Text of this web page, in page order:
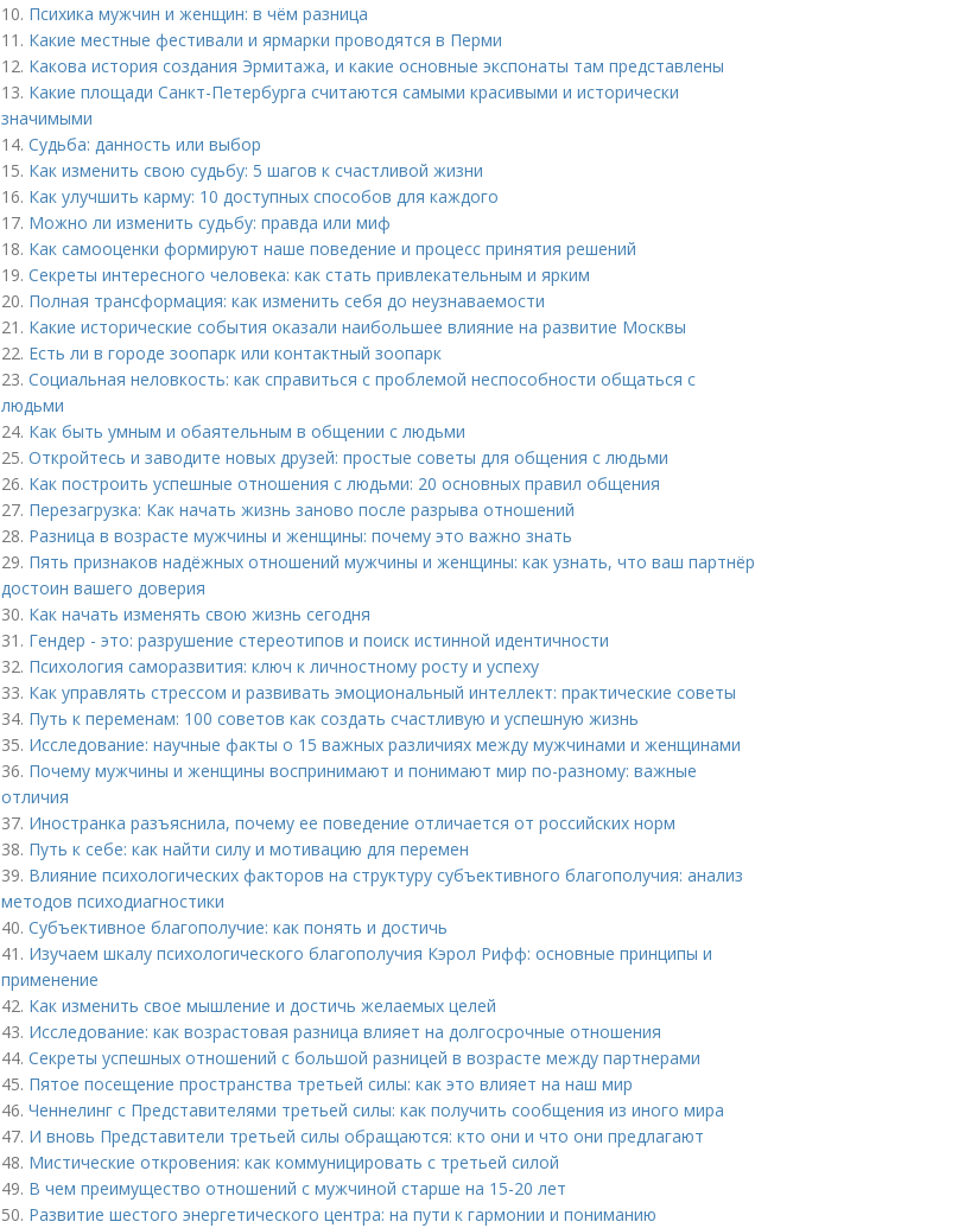
10. Психика мужчин и женщин: в чём разница
11. Какие местные фестивали и ярмарки проводятся в Перми
12. Какова история создания Эрмитажа, и какие основные экспонаты там представлены
13. Какие площади Санкт-Петербурга считаются самыми красивыми и исторически
значимыми
14. Судьба: данность или выбор
15. Как изменить свою судьбу: 5 шагов к счастливой жизни
16. Как улучшить карму: 10 доступных способов для каждого
17. Можно ли изменить судьбу: правда или миф
18. Как самооценки формируют наше поведение и процесс принятия решений
19. Секреты интересного человека: как стать привлекательным и ярким
20. Полная трансформация: как изменить себя до неузнаваемости
21. Какие исторические события оказали наибольшее влияние на развитие Москвы
22. Есть ли в городе зоопарк или контактный зоопарк
23. Социальная неловкость: как справиться с проблемой неспособности общаться с
людьми
24. Как быть умным и обаятельным в общении с людьми
25. Откройтесь и заводите новых друзей: простые советы для общения с людьми
26. Как построить успешные отношения с людьми: 20 основных правил общения
27. Перезагрузка: Как начать жизнь заново после разрыва отношений
28. Разница в возрасте мужчины и женщины: почему это важно знать
29. Пять признаков надёжных отношений мужчины и женщины: как узнать, что ваш партнёр
достоин вашего доверия
30. Как начать изменять свою жизнь сегодня
31. Гендер - это: разрушение стереотипов и поиск истинной идентичности
32. Психология саморазвития: ключ к личностному росту и успеху
33. Как управлять стрессом и развивать эмоциональный интеллект: практические советы
34. Путь к переменам: 100 советов как создать счастливую и успешную жизнь
35. Исследование: научные факты о 15 важных различиях между мужчинами и женщинами
36. Почему мужчины и женщины воспринимают и понимают мир по-разному: важные
отличия
37. Иностранка разъяснила, почему ее поведение отличается от российских норм
38. Путь к себе: как найти силу и мотивацию для перемен
39. Влияние психологических факторов на структуру субъективного благополучия: анализ
методов психодиагностики
40. Субъективное благополучие: как понять и достичь
41. Изучаем шкалу психологического благополучия Кэрол Рифф: основные принципы и
применение
42. Как изменить свое мышление и достичь желаемых целей
43. Исследование: как возрастовая разница влияет на долгосрочные отношения
44. Секреты успешных отношений с большой разницей в возрасте между партнерами
45. Пятое посещение пространства третьей силы: как это влияет на наш мир
46. Ченнелинг с Представителями третьей силы: как получить сообщения из иного мира
47. И вновь Представители третьей силы обращаются: кто они и что они предлагают
48. Мистические откровения: как коммуницировать с третьей силой
49. В чем преимущество отношений с мужчиной старше на 15-20 лет
50. Развитие шестого энергетического центра: на пути к гармонии и пониманию